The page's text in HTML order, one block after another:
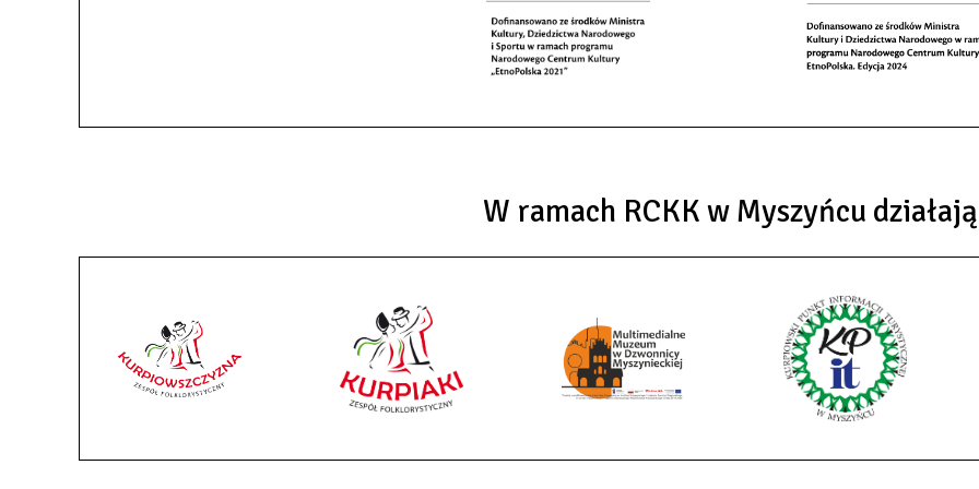
W ramach RCKK w Myszyńcu